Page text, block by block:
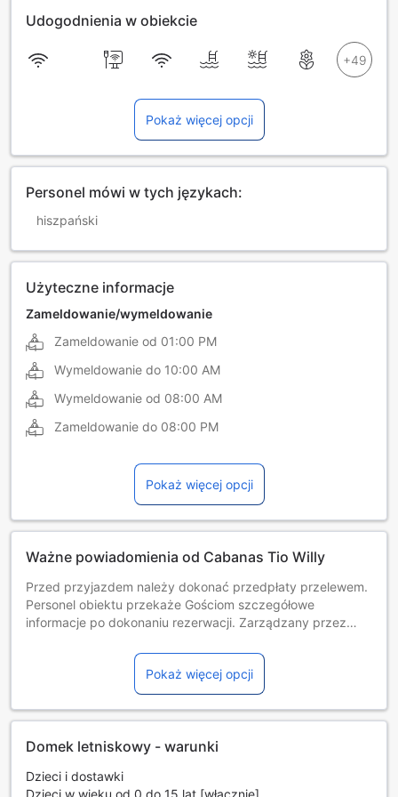
Udogodnienia w obiekcie
Pokaż więcej opcji
Personel mówi w tych językach:
hiszpański
Użyteczne informacje
Zameldowanie/wymeldowanie
Zameldowanie od 01:00 PM
Wymeldowanie do 10:00 AM
Wymeldowanie od 08:00 AM
Zameldowanie do 08:00 PM
Pokaż więcej opcji
Ważne powiadomienia od Cabanas Tio Willy
Przed przyjazdem należy dokonać przedpłaty przelewem.
Personel obiektu przekaże Gościom szczegółowe
informacje po dokonaniu rezerwacji. Zarządzany przez
Pokaż więcej opcji
Domek letniskowy - warunki
Dzieci i dostawki